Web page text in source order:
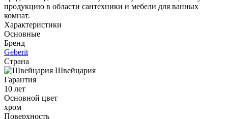
продукцию в области сантехники и мебели для ванных
комнат.
Характеристики
Основные
Бренд
Geberit
Страна
Швейцария
Гарантия
10 лет
Основной цвет
хром
Поверхность